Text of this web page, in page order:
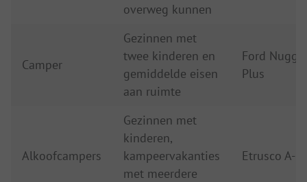
overweg kunnen
Camper
Gezinnen met
twee kinderen en
gemiddelde eisen
aan ruimte
Ford
Plus
Alkoofcampers
Gezinnen met
kinderen,
kampeervakanties
met meerdere
Etrusco A-